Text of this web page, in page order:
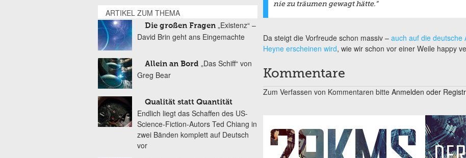
nie zu träumen gewagt hätte.“
Da steigt die Vorfreude schon massiv – auch auf die deutsche
Heyne erscheinen wird, wie wir schon vor einer Weile happy
Kommentare
Zum Verfassen von Kommentaren bitte Anmelden oder
ARTIKEL ZUM THEMA
Die großen Fragen „Existenz“ –
David Brin geht ans Eingemachte
Allein an Bord „Das Schiff“ von
Greg Bear
Qualität statt Quantität
Endlich liegt das Schaffen des US-
Science-Fiction-Autors Ted Chiang in
zwei Bänden komplett auf Deutsch
vor